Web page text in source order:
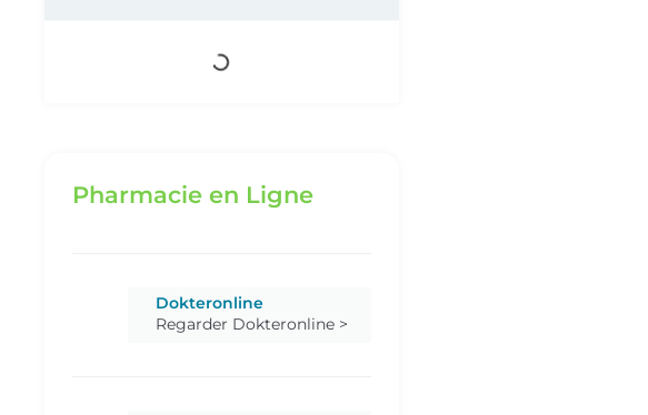
Pharmacie en Ligne
Dokteronline
Regarder Dokteronline >